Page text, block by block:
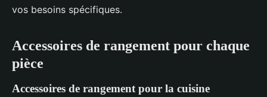
vos besoins spécifiques.
Accessoires de rangement pour chaque
pièce
Accessoires de rangement pour la cuisine